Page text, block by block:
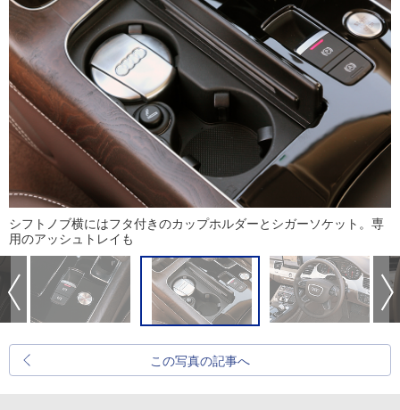
シフトノブ横にはフタ付きのカップホルダーとシガーソケット。専
用のアッシュトレイも
この写真の記事へ